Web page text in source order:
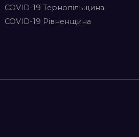
COVID-19 Тернопільщина
COVID-19 Рівненщина